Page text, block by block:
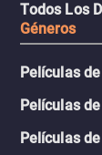
Todos Los
Géneros
Películas
Películas
Películas